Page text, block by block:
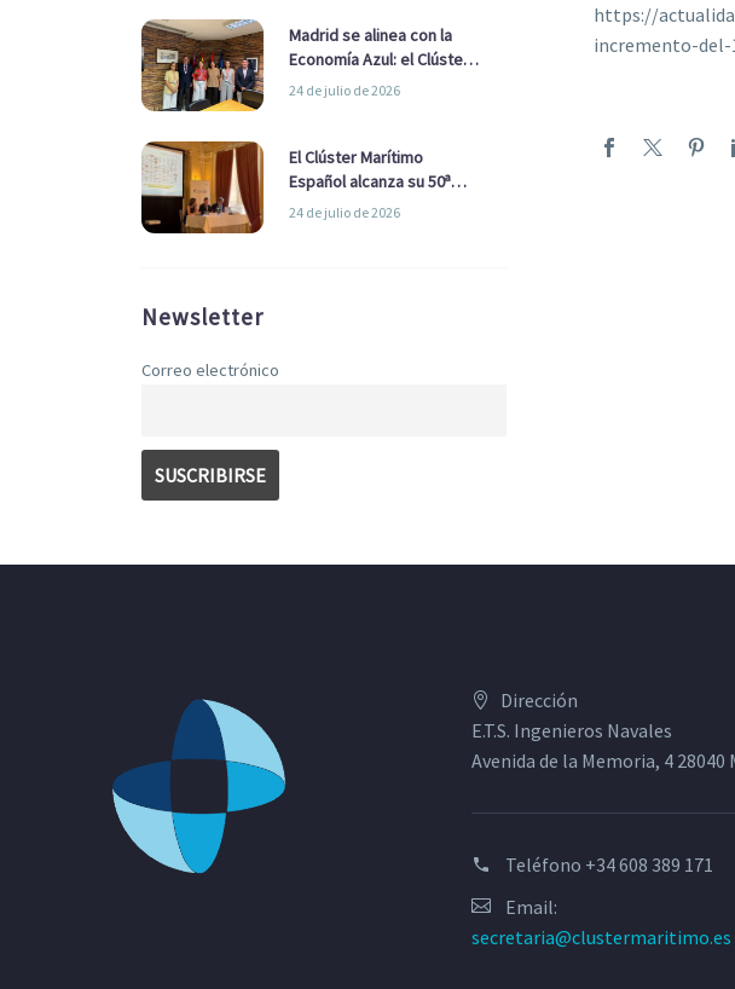
Madrid se alinea con la
Economía Azul: el Clúster
Marítimo Español y la Real
Ayuntamiento
24 de julio de 2026
El Clúster Marítimo
Español alcanza su 50ª
Asamblea reafirmando su
24 de julio de 2026
Newsletter
Correo electrónico
https://
incremento-
Dirección
E.T.S. Ingenieros Navales
Avenida de la Memoria, 4 28040
Teléfono +34 608 389 171
Email:
secretaria@clustermaritimo.es